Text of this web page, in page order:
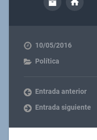
10/05/2016
Política
Entrada anterior
Entrada siguiente